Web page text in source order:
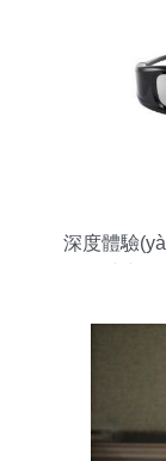
深度體驗